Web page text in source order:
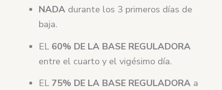
NADA durante los 3 primeros días de
baja.
EL 60% DE LA BASE REGULADORA
entre el cuarto y el vigésimo día.
EL 75% DE LA BASE REGULADORA a